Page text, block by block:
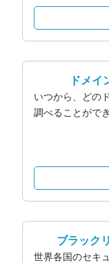
ドメイ
いつから、どの
調べることがで
ブラック
世界各国のセキ